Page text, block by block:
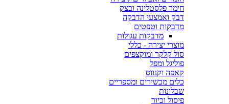
חימר פלסטלינה ובצק
דבק ואמצעי הדבקה
מדבקות וטפטים
מדבקות עגולות
מוצרי יצירה - כללי
סול קלקר ומוקצפים
פוליגל ומפל
קאפה וקנווס
כלים מכשירים ומספריים
שבלונות
פיסול וכיור